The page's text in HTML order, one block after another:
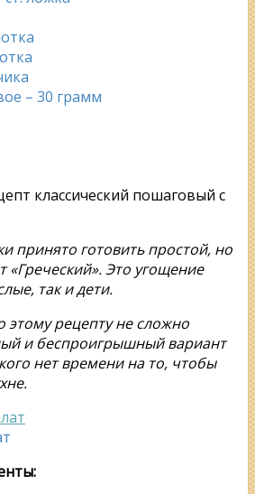
– 30 грамм
классический пошаговый с
принято готовить простой, но
«Греческий». Это угощение
так и дети.
этому рецепту не сложно
и беспроигрышный вариант
нет времени на то, чтобы